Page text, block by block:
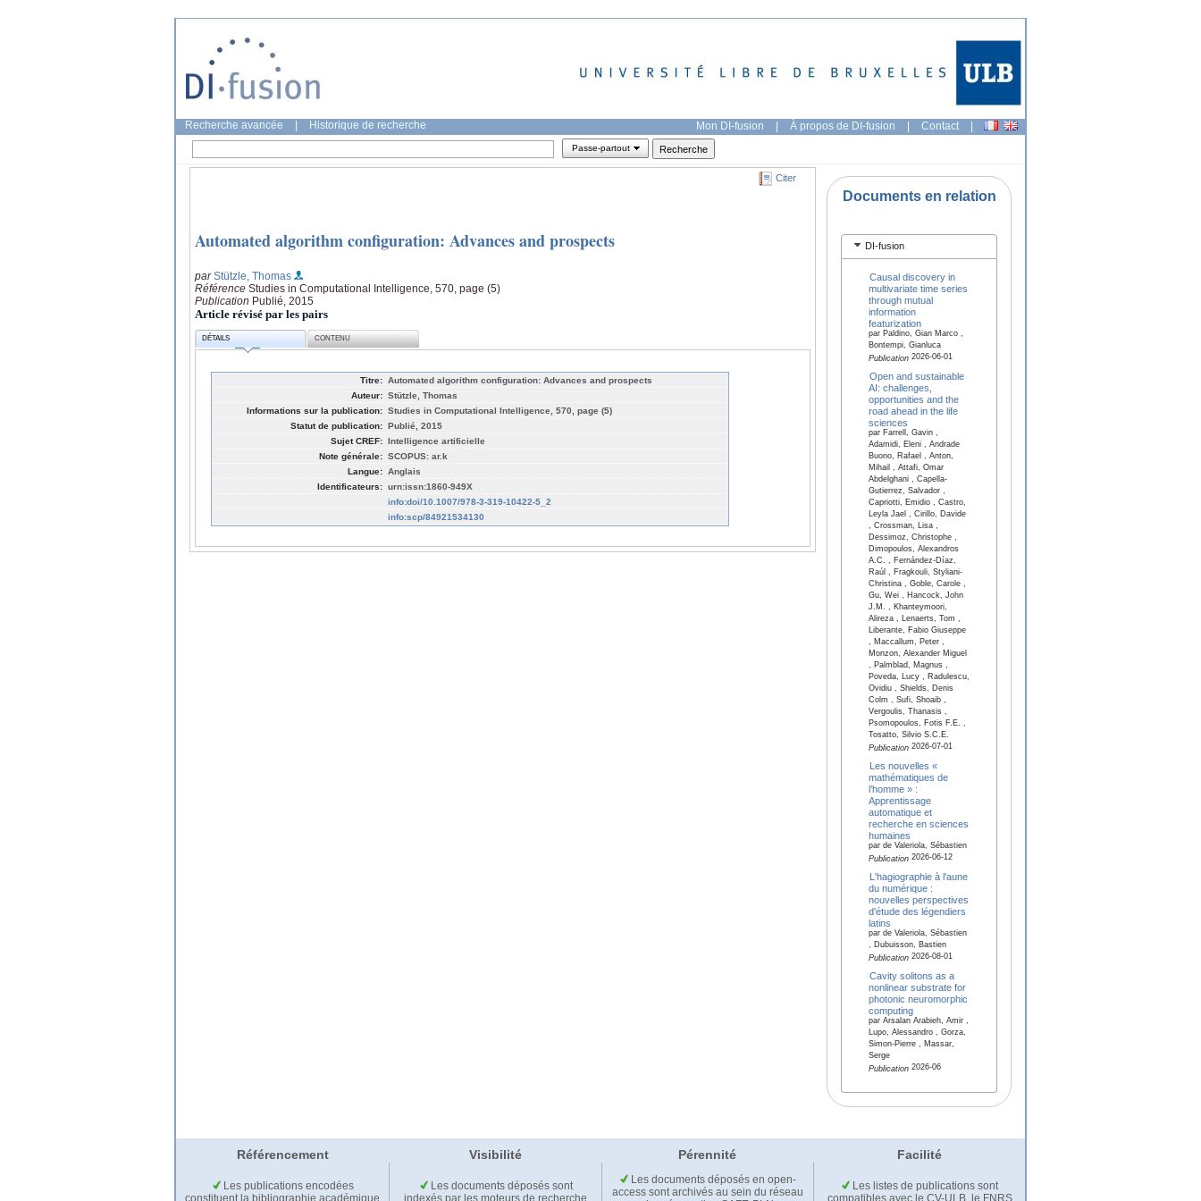
Recherche avancée Historique de recherche Mon DI-fusion | À propos de DI-fusion | Contact |
Passe-partout
Citer
Automated algorithm configuration: Advances and prospects
parStützle, Thomas
Référence Studies in Computational Intelligence, 570, page (5)
Publication Publié, 2015
Article révisé par les pairs
DÉTAILS CONTENU
Titre: Automated algorithm configuration: Advances and prospects
Auteur: Stützle, Thomas
Informations sur la publication: Studies in Computational Intelligence, 570, page (5)
Statut de publication: Publié, 2015
Sujet CREF: Intelligence artificielle
Note générale: SCOPUS: ar.k
Langue: Anglais
Identificateurs: urn:issn:1860-949X
info:doi/10.1007/978-3-319-10422-5_2
info:scp/84921534130
Documents en relation
DI-fusion
Causal discovery in
multivariate time series
through mutual
information
featurization
par Paldino, Gian Marco ,
Bontempi, Gianluca
Publication2026-06-01
Open and sustainable
AI: challenges,
opportunities and the
road ahead in the life
sciences
par Farrell, Gavin ,
Adamidi, Eleni , Andrade
Buono, Rafael , Anton,
Mihail , Attafi, Omar
Abdelghani , Capella-
Gutierrez, Salvador ,
Capriotti, Emidio , Castro,
Leyla Jael , Cirillo, Davide
, Crossman, Lisa ,
Dessimoz, Christophe ,
Dimopoulos, Alexandros
A.C. , Fernández-Díaz,
Raúl , Fragkouli, Styliani-
Christina , Goble, Carole ,
Gu, Wei , Hancock, John
J.M. , Khanteymoori,
Alireza , Lenaerts, Tom ,
Liberante, Fabio Giuseppe
, Maccallum, Peter ,
Monzon, Alexander Miguel
, Palmblad, Magnus ,
Poveda, Lucy , Radulescu,
Ovidiu , Shields, Denis
Colm , Sufi, Shoaib ,
Vergoulis, Thanasis ,
Psomopoulos, Fotis F.E. ,
Tosatto, Silvio S.C.E.
Publication2026-07-01
Les nouvelles «
mathématiques de
l’homme » :
Apprentissage
automatique et
recherche en sciences
humaines
par de Valeriola, Sébastien
Publication2026-06-12
L'hagiographie à l'aune
du numérique :
nouvelles perspectives
d'étude des légendiers
latins
par de Valeriola, Sébastien
, Dubuisson, Bastien
Publication2026-08-01
Cavity solitons as a
nonlinear substrate for
photonic neuromorphic
computing
par Arsalan Arabieh, Amir ,
Lupo, Alessandro , Gorza,
Simon-Pierre , Massar,
Serge
Publication2026-06
Référencement Visibilité Pérennité Facilité
Les publications encodées
Les documents déposés sont
Les documents déposés en open-
access sont archivés au sein du réseau
Les listes de publications sont